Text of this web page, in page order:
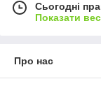
Сьогодні
Показати
Про нас